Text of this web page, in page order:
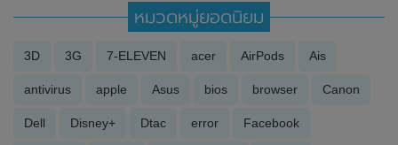
หมวดหมู่ยอดนิยม
3D 3G 7-ELEVEN acer AirPods Ais
antivirus apple Asus bios browser Canon
Dell Disney+ Dtac error Facebook